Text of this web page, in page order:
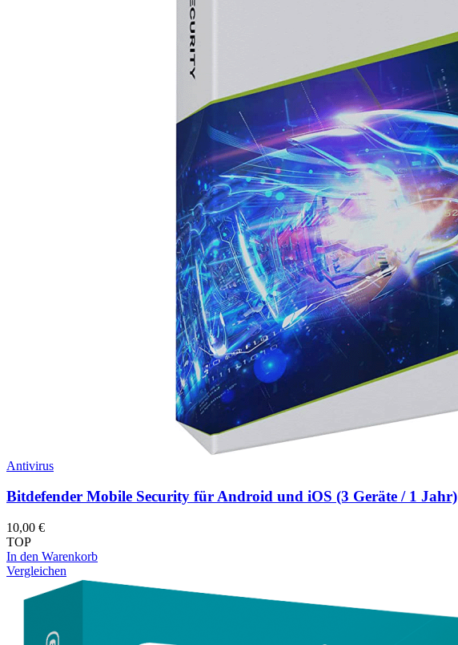
Antivirus
Bitdefender Mobile Security für Android und iOS (3 Geräte / 1 Jahr)
10,00 €
TOP
In den Warenkorb
Vergleichen